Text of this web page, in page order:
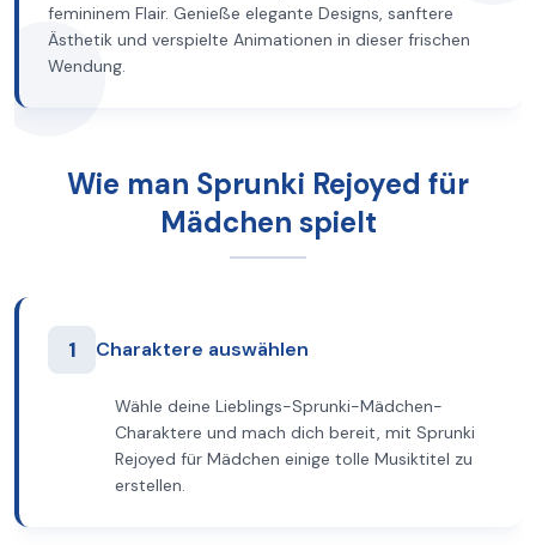
femininem Flair. Genieße elegante Designs, sanftere
Ästhetik und verspielte Animationen in dieser frischen
Wendung.
Wie man Sprunki Rejoyed für
Mädchen spielt
1 Charaktere auswählen
Wähle deine Lieblings-Sprunki-Mädchen-
Charaktere und mach dich bereit, mit Sprunki
Rejoyed für Mädchen einige tolle Musiktitel zu
erstellen.